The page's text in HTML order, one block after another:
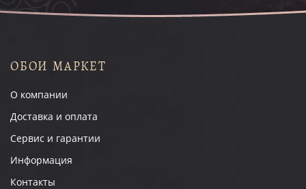
ОБОИ МАРКЕТ
О компании
Доставка и оплата
Сервис и гарантии
Информация
Контакты